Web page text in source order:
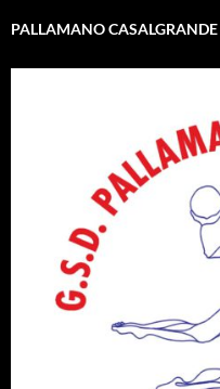
PALLAMANO CASALGRANDE